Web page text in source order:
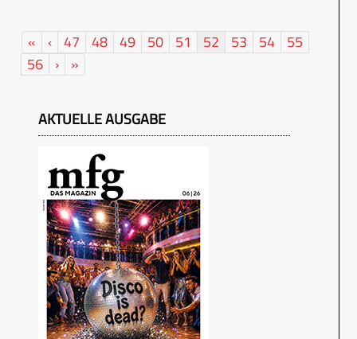
« ‹ 47 48 49 50 51 52 53 54 55
56 › »
AKTUELLE AUSGABE